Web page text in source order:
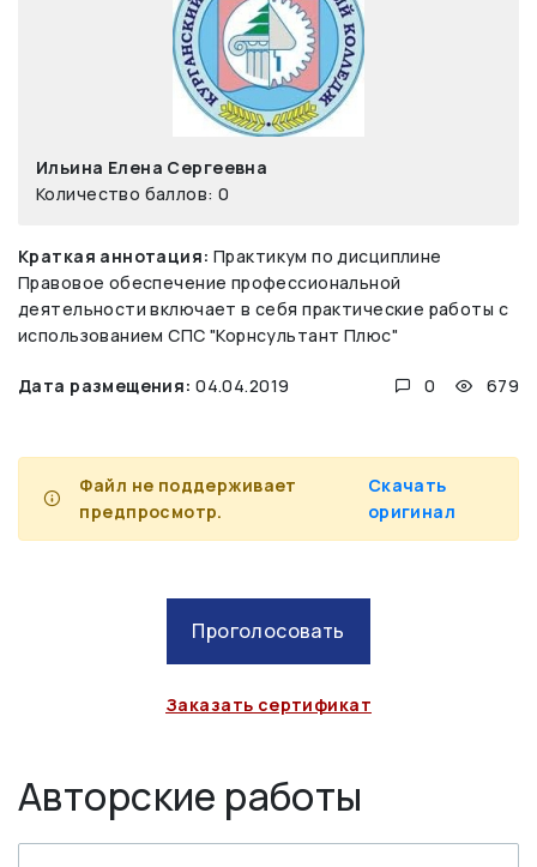
Ильина Елена Сергеевна
Количество баллов: 0
Краткая аннотация: Практикум по дисциплине
Правовое обеспечение профессиональной
деятельности включает в себя практические работы с
использованием СПС "Корнсультант Плюс"
Дата размещения: 04.04.2019 0 679
Файл не поддерживает
предпросмотр.
Скачать
оригинал
Проголосовать
Заказать сертификат
Авторские работы